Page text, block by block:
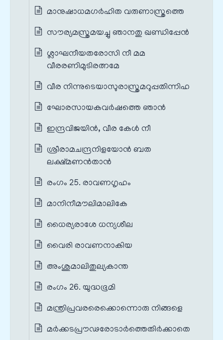
മാനുഷാധമഗർഹിത വരുണാസ്ത്രത്തെ
സൗര്യമസ്ത്രമയച്ചു ഞാനതു ഖണ്ഡിപ്പേൻ
ശ്ലാഘനീയതരോസി നീ മമ
വീരരണിമുടിരത്നമേ
വീര നിന്നുടെയാസുരാസ്ത്രമറുപ്പതിന്നിഹ
ഘോരസായകവർഷത്തെ ഞാൻ
ഇന്ദ്രവിജയിൻ, വീര കേൾ നീ
ശ്രീരാമചന്ദ്രനിളയോൻ ബത
ലക്ഷ്മണൻതാൻ
രംഗം 25. രാവണഗൃഹം
മാനിനീമൗലിമാലികേ
ധൈര്യരാശേ ധന്യശീല
വൈരി രാവണനാകിയ
അംശുമാലിതുല്യകാന്ത
രംഗം 26. യുദ്ധഭൂമി
മന്ത്രിപ്രവരരെക്കൊന്നൊരു നിങ്ങളെ
മർക്കടപ്രൗഢരോടാർത്തെതിർക്കാതെ